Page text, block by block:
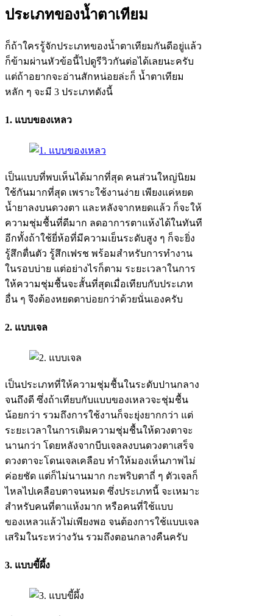
ประเภทของน้ำตาเทียม
ก็ถ้าใครรู้จักประเภทของน้ำตาเทียมกันดีอยู่แล้ว
ก็ข้ามผ่านหัวข้อนี้ไปดูรีวิวกันต่อได้เลยนะครับ
แต่ถ้าอยากจะอ่านสักหน่อยล่ะก็ น้ำตาเทียม
หลัก ๆ จะมี 3 ประเภทดังนี้
1. แบบของเหลว
เป็นแบบที่พบเห็นได้มากที่สุด คนส่วนใหญ่นิยม
ใช้กันมากที่สุด เพราะใช้งานง่าย เพียงแค่หยด
น้ำยาลงบนดวงตา และหลังจากหยดแล้ว ก็จะให้
ความชุ่มชื้นที่ดีมาก ลดอาการตาแห้งได้ในทันที
อีกทั้งถ้าใช้ยี่ห้อที่มีความเย็นระดับสูง ๆ ก็จะยิ่ง
รู้สึกตื่นตัว รู้สึกเฟรช พร้อมสำหรับการทำงาน
ในรอบบ่าย แต่อย่างไรก็ตาม ระยะเวลาในการ
ให้ความชุ่มชื้นจะสั้นที่สุดเมื่อเทียบกับประเภท
อื่น ๆ จึงต้องหยดตาบ่อยกว่าด้วยนั่นเองครับ
2. แบบเจล
เป็นประเภทที่ให้ความชุ่มชื้นในระดับปานกลาง
จนถึงดี ซึ่งถ้าเทียบกับแบบของเหลวจะชุ่มชื้น
น้อยกว่า รวมถึงการใช้งานก็จะยุ่งยากกว่า แต่
ระยะเวลาในการเติมความชุ่มชื้นให้ดวงตาจะ
นานกว่า โดยหลังจากบีบเจลลงบนดวงตาเสร็จ
ดวงตาจะโดนเจลเคลือบ ทำให้มองเห็นภาพไม่
ค่อยชัด แต่ก็ไม่นานมาก กะพริบตาถี่ ๆ ตัวเจลก็
ไหลไปเคลือบตาจนหมด ซึ่งประเภทนี้ จะเหมาะ
สำหรับคนที่ตาแห้งมาก หรือคนที่ใช้แบบ
ของเหลวแล้วไม่เพียงพอ จนต้องการใช้แบบเจล
เสริมในระหว่างวัน รวมถึงตอนกลางคืนครับ
3. แบบขี้ผึ้ง